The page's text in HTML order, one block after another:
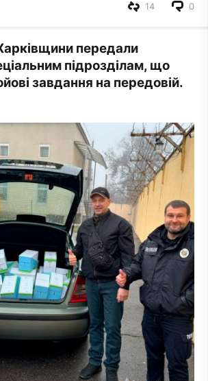
0
14
передали
підрозділам, що
завдання на передовій.